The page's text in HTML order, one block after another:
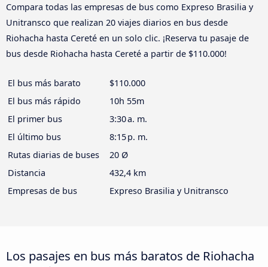
Compara todas las empresas de bus como Expreso Brasilia y
Unitransco que realizan 20 viajes diarios en bus desde
Riohacha hasta Cereté en un solo clic. ¡Reserva tu pasaje de
bus desde Riohacha hasta Cereté a partir de $110.000!
El bus más barato
$110.000
El bus más rápido
10h 55m
El primer bus
3:30 a. m.
El último bus
8:15 p. m.
Rutas diarias de buses
20 Ø
Distancia
432,4 km
Empresas de bus
Expreso Brasilia y Unitransco
Los pasajes en bus más baratos de Riohacha